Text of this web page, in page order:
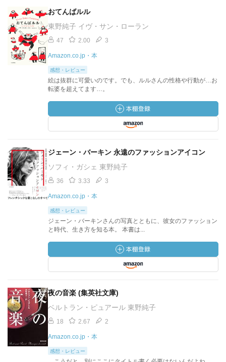
おてんばルル
東野純子 イヴ・サン・ローラン
47 2.00 3
Amazon.co.jp・本
感想・レビュー
絵は抜群に可愛いのです。でも、ルルさんの性格や行動が…お
転婆を超えてます…。
ジェーン・バーキン 永遠のファッションアイコン
ソフィ・ガシェ 東野純子
36 3.33 3
Amazon.co.jp・本
感想・レビュー
ジェーン・バーキンさんの写真とともに、彼女のファッション
と時代、生き方を知る本。 本書は...
夜の音楽 (集英社文庫)
ベルトラン・ピュアール 東野純子
18 2.67 2
Amazon.co.jp・本
感想・レビュー